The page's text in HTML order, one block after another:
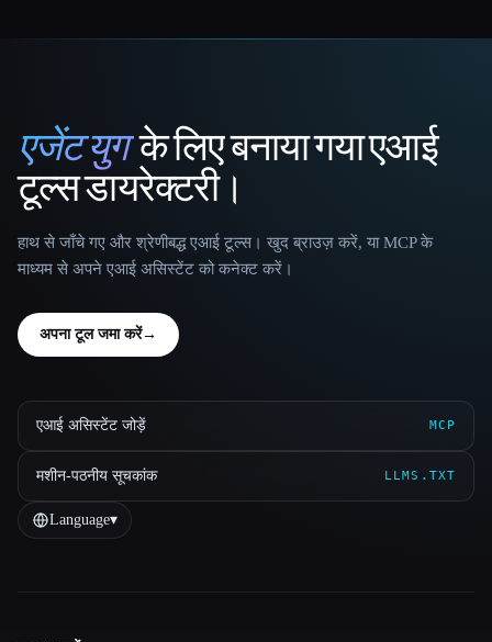
That AI Collection
एजेंट युगके लिए बनाया गया एआई
टूल्स डायरेक्टरी।
हाथ से जाँचे गए और श्रेणीबद्ध एआई टूल्स। खुद ब्राउज़ करें, या MCP के
माध्यम से अपने एआई असिस्टेंट को कनेक्ट करें।
अपना टूल जमा करें→
एआई असिस्टेंट जोड़ें MCP
मशीन-पठनीय सूचकांक LLMS.TXT
Language▾